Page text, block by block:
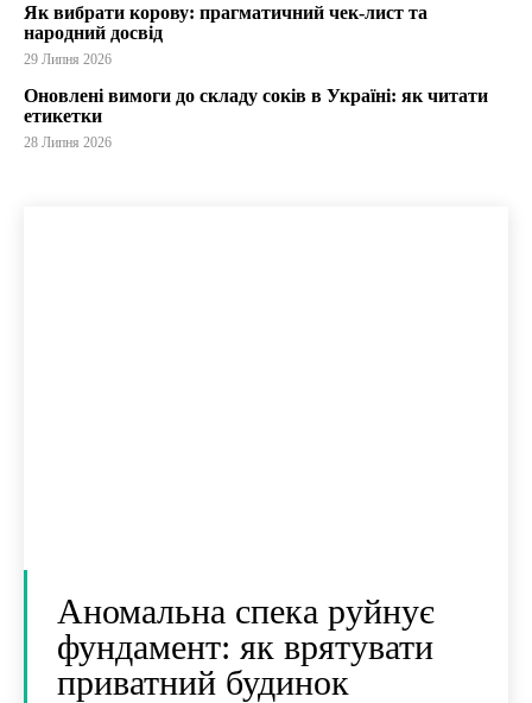
Як вибрати корову: прагматичний чек-лист та
народний досвід
29 Липня 2026
Оновлені вимоги до складу соків в Україні: як читати
етикетки
28 Липня 2026
Аномальна спека руйнує
фундамент: як врятувати
приватний будинок